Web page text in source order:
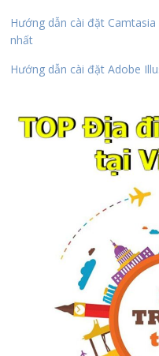
Hướng dẫn cài đặt
nhất
Hướng dẫn cài đặt Adobe